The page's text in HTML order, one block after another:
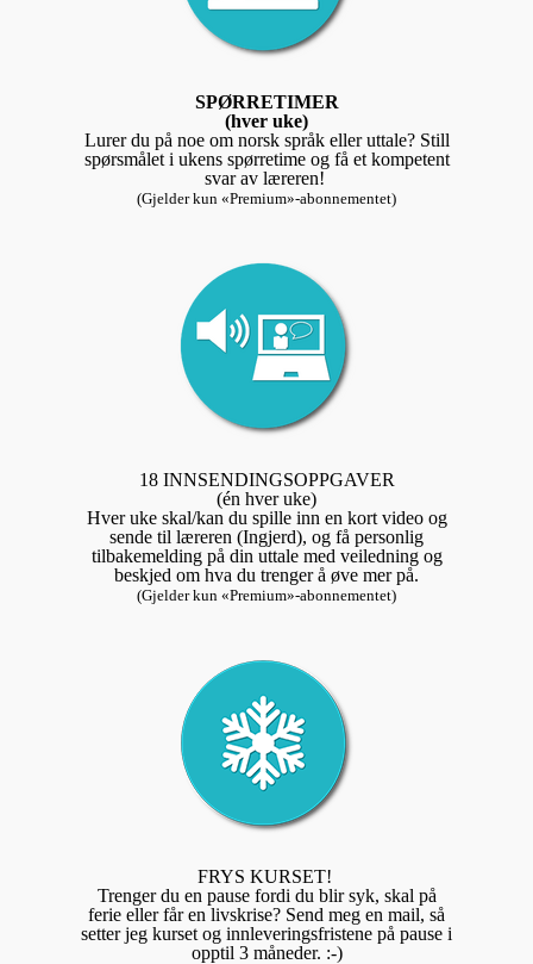
SPØRRETIMER
(hver uke)
Lurer du på noe om norsk språk eller uttale? Still
spørsmålet i ukens spørretime og få et kompetent
svar av læreren!
(Gjelder kun «Premium»-abonnementet)
18 INNSENDINGSOPPGAVER
(én hver uke)
Hver uke skal/kan du spille inn en kort video og
sende til læreren (Ingjerd), og få personlig
tilbakemelding på din uttale med veiledning og
beskjed om hva du trenger å øve mer på.
(Gjelder kun «Premium»-abonnementet)
FRYS KURSET!
Trenger du en pause fordi du blir syk, skal på
ferie eller får en livskrise? Send meg en mail, så
setter jeg kurset og innleveringsfristene på pause i
opptil 3 måneder. :-)